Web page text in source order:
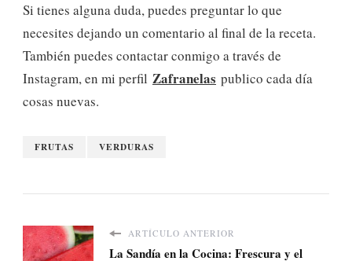
Si tienes alguna duda, puedes preguntar lo que
necesites dejando un comentario al final de la receta.
También puedes contactar conmigo a través de
Instagram, en mi perfil Zafranelas publico cada día
cosas nuevas.
FRUTAS VERDURAS
ARTÍCULO ANTERIOR
La Sandía en la Cocina: Frescura y el